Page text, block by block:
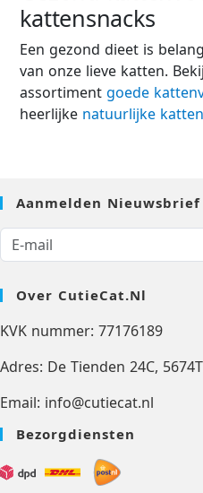
kattensnacks
Een gezond dieet is
van onze lieve katten.
assortimentgoede
heerlijke natuurlijke
Aanmelden Nieuwsbrief
Over CutieCat.nl
KVK nummer: 77176189
Adres: De Tienden 24C,
Email: info@cutiecat.nl
Bezorgdiensten